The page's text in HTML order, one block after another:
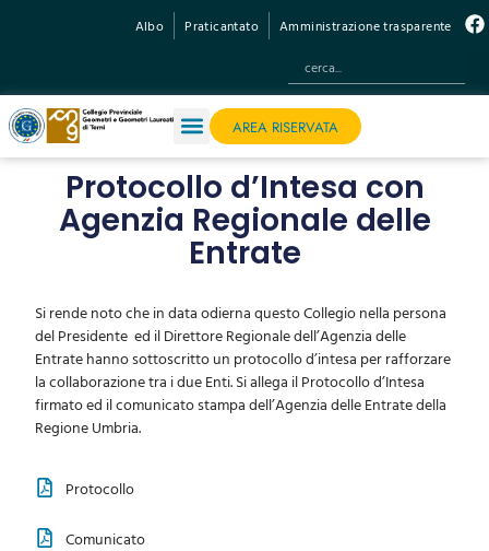
Albo Praticantato Amministrazione trasparente
AREA RISERVATA
Protocollo d’Intesa con
Agenzia Regionale delle
Entrate
Si rende noto che in data odierna questo Collegio nella persona
del Presidente ed il Direttore Regionale dell’Agenzia delle
Entrate hanno sottoscritto un protocollo d’intesa per rafforzare
la collaborazione tra i due Enti. Si allega il Protocollo d’Intesa
firmato ed il comunicato stampa dell’Agenzia delle Entrate della
Regione Umbria.
Protocollo
Comunicato